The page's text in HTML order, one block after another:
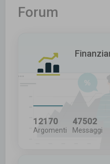
Forum
12170
Argomenti
47502
Messaggi